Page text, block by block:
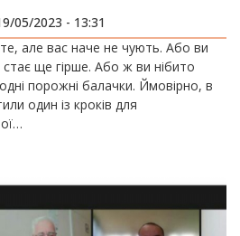
05/2023 - 13:31
але вас наче не чують. Або ви
ще гірше. Або ж ви нібито
порожні балачки. Ймовірно, в
один із кроків для